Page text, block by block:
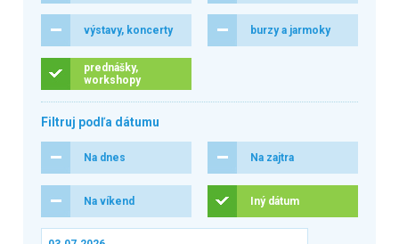
výstavy, koncerty burzy a jarmoky
prednášky,
workshopy
Filtruj podľa dátumu
Na dnes Na zajtra
Na víkend Iný dátum